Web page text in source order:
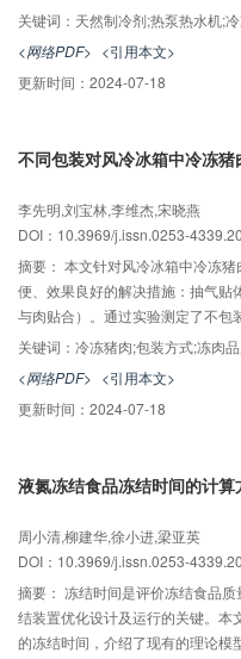
上可以适用于所有类型的制冷系统
险；CO2热泵热水器在超低温工
R410A热泵热水器分别高7.9%和
上具有一定的优势；CO2热泵系统
冷藏系统替代R22系统的成本会
高效部件开发、高压运行安全性保
关键词： 天然制冷剂;热泵热水机;
<网络PDF> <引用本文>
更新时间： 2024-07-18
不同包装对风冷冰箱中冷冻
李先明,刘宝林,李维杰,宋晓燕
DOI：10.3969/j.issn.0253-
摘要： 本文针对风冷冰箱中冷冻
便、效果良好的解决措施：抽气
与肉贴合）。通过实验测定了不包
耗率、解冻汁液流失率、色差、质
不同包装方式对冷冻猪肉品质的
值显著大于密封包装和抽气贴体
切力显著低于密封包装和抽气贴体
重，肌纤维断裂，呈无序性排列
构的完整性更好。结果表明密封包
关键词： 冷冻猪肉;包装方式;冻肉
<网络PDF> <引用本文>
更新时间： 2024-07-18
液氮冻结食品冻结时间的计
周小清,柳建华,徐小进,梁亚英
DOI：10.3969/j.issn.0253-
摘要： 冻结时间是评价冻结食品
结装置优化设计及运行的关键。本
的冻结时间，介绍了现有的理论模